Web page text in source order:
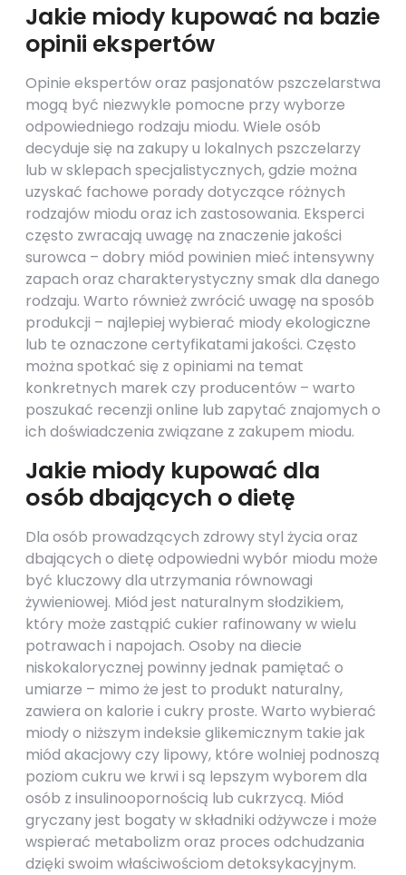
Jakie miody kupować na bazie
opinii ekspertów
Opinie ekspertów oraz pasjonatów pszczelarstwa
mogą być niezwykle pomocne przy wyborze
odpowiedniego rodzaju miodu. Wiele osób
decyduje się na zakupy u lokalnych pszczelarzy
lub w sklepach specjalistycznych, gdzie można
uzyskać fachowe porady dotyczące różnych
rodzajów miodu oraz ich zastosowania. Eksperci
często zwracają uwagę na znaczenie jakości
surowca – dobry miód powinien mieć intensywny
zapach oraz charakterystyczny smak dla danego
rodzaju. Warto również zwrócić uwagę na sposób
produkcji – najlepiej wybierać miody ekologiczne
lub te oznaczone certyfikatami jakości. Często
można spotkać się z opiniami na temat
konkretnych marek czy producentów – warto
poszukać recenzji online lub zapytać znajomych o
ich doświadczenia związane z zakupem miodu.
Jakie miody kupować dla
osób dbających o dietę
Dla osób prowadzących zdrowy styl życia oraz
dbających o dietę odpowiedni wybór miodu może
być kluczowy dla utrzymania równowagi
żywieniowej. Miód jest naturalnym słodzikiem,
który może zastąpić cukier rafinowany w wielu
potrawach i napojach. Osoby na diecie
niskokalorycznej powinny jednak pamiętać o
umiarze – mimo że jest to produkt naturalny,
zawiera on kalorie i cukry prostе. Warto wybierać
miody o niższym indeksie glikemicznym takie jak
miód akacjowy czy lipowy, które wolniej podnoszą
poziom cukru we krwi i są lepszym wyborem dla
osób z insulinoopornością lub cukrzycą. Miód
gryczany jest bogaty w składniki odżywcze i może
wspierać metabolizm oraz proces odchudzania
dzięki swoim właściwościom detoksykacyjnym.